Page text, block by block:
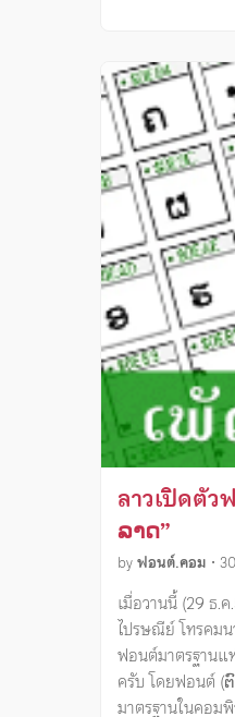
ลาวเปิดตั
ລາດ”
byฟอนต์.คอม •
เมื่อวานนี้ (29 ธ.
ไปรษณีย์ โทรคม
ฟอนต์มาตรฐานแ
ครับ โดยฟอนต์ (
มาตรฐานในคอม